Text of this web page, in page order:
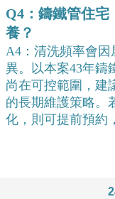
Q4：鑄鐵管住
養？
A4：清洗頻率會
異。以本案43年鑄
尚在可控範圍，建
的長期維護策略。
化，則可提前預約